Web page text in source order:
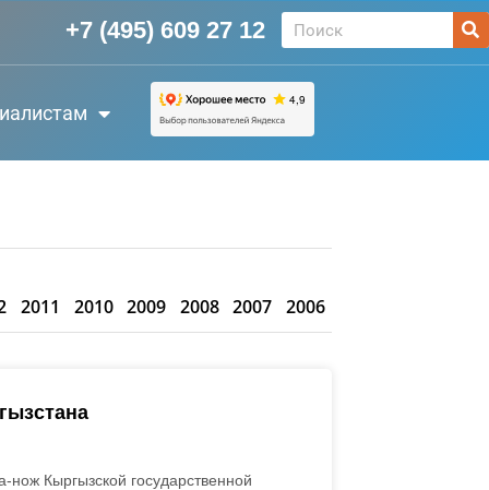
+7 (495) 609 27 12
2011 2010 2009 2008 2007 2006
нож Кыргызской государственной